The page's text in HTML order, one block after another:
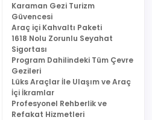
Karaman Gezi Turizm
Güvencesi
Araç içi Kahvaltı Paketi
1618 Nolu Zorunlu Seyahat
Sigortası
Program Dahilindeki Tüm Çevre
Gezileri
Lüks Araçlar İle Ulaşım ve Araç
İçi İkramlar
Profesyonel Rehberlik ve
Refakat Hizmetleri